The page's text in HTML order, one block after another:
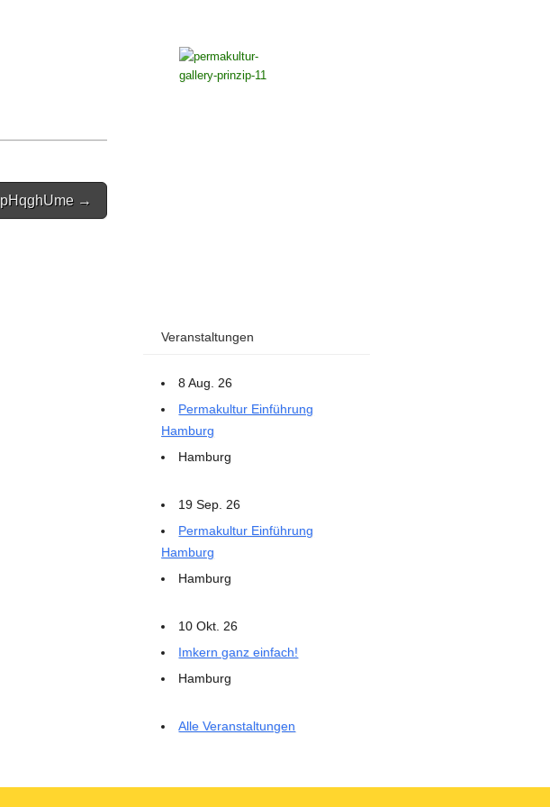
pHqghUme →
Veranstaltungen
8 Aug. 26
Permakultur Einführung
Hamburg
Hamburg
19 Sep. 26
Permakultur Einführung
Hamburg
Hamburg
10 Okt. 26
Imkern ganz einfach!
Hamburg
Alle Veranstaltungen